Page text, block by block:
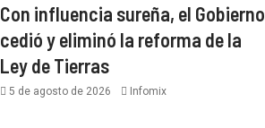
Con influencia sureña, el Gobierno
cedió y eliminó la reforma de la
Ley de Tierras
5 de agosto de 2026 Infomix